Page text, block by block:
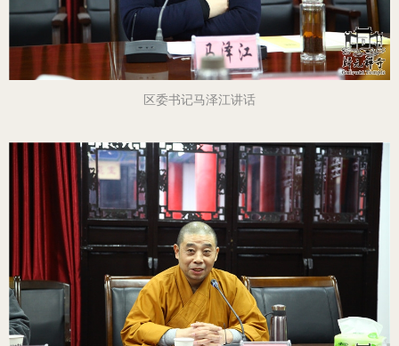
区委书记马泽江讲话